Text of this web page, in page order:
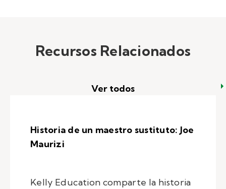
Recursos Relacionados
Ver todos
Historia de un maestro sustituto: Joe
Maurizi
Kelly Education comparte la historia